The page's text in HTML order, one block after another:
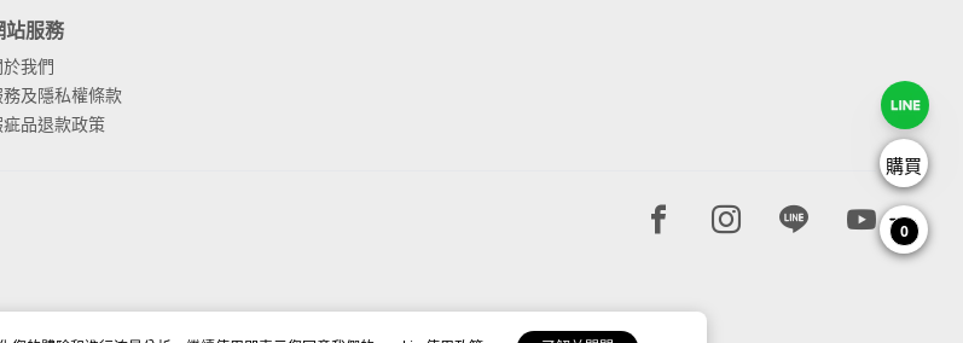
站服務
於我們
務及隱私權條款
品退款政策
Facebook page
Instagram page
Line pageYoutube
購買
0